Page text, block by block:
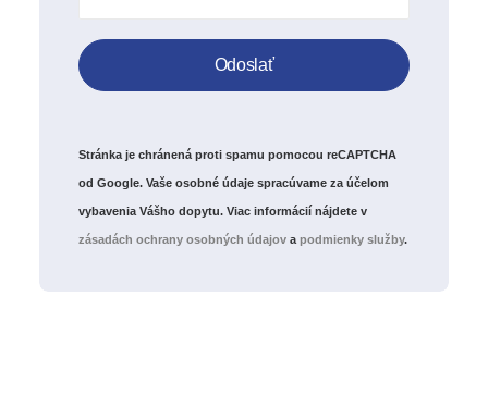
Stránka je chránená proti spamu pomocou reCAPTCHA
od Google. Vaše osobné údaje spracúvame za účelom
vybavenia Vášho dopytu. Viac informácií nájdete v
zásadách ochrany osobných údajov a podmienky služby.